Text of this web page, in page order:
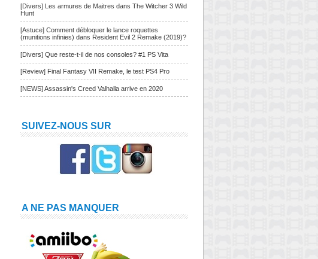
[Divers] Les armures de Maitres dans The Witcher 3 Wild
Hunt
[Astuce] Comment débloquer le lance roquettes
(munitions infinies) dans Resident Evil 2 Remake (2019)?
[Divers] Que reste-t-il de nos consoles? #1 PS Vita
[Review] Final Fantasy VII Remake, le test PS4 Pro
[NEWS] Assassin's Creed Valhalla arrive en 2020
SUIVEZ-NOUS SUR
A NE PAS MANQUER